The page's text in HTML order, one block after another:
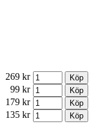
269 kr
99 kr
179 kr
135 kr